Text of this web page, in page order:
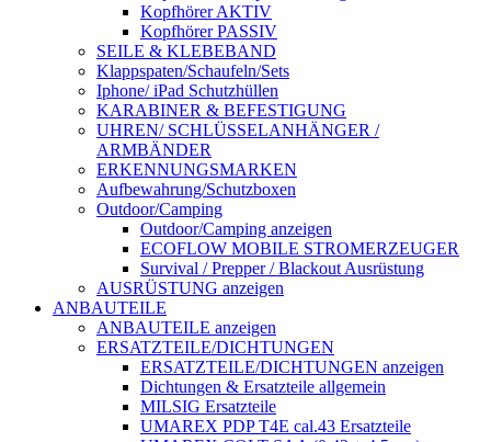
Kopfhörer AKTIV
Kopfhörer PASSIV
SEILE & KLEBEBAND
Klappspaten/Schaufeln/Sets
Iphone/ iPad Schutzhüllen
KARABINER & BEFESTIGUNG
UHREN/ SCHLÜSSELANHÄNGER /
ARMBÄNDER
ERKENNUNGSMARKEN
Aufbewahrung/Schutzboxen
Outdoor/Camping
Outdoor/Camping anzeigen
ECOFLOW MOBILE STROMERZEUGER
Survival / Prepper / Blackout Ausrüstung
AUSRÜSTUNG anzeigen
ANBAUTEILE
ANBAUTEILE anzeigen
ERSATZTEILE/DICHTUNGEN
ERSATZTEILE/DICHTUNGEN anzeigen
Dichtungen & Ersatzteile allgemein
MILSIG Ersatzteile
UMAREX PDP T4E cal.43 Ersatzteile